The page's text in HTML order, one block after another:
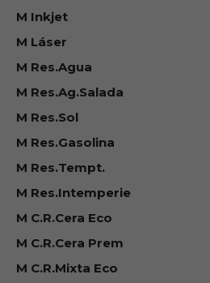
M Inkjet
M Láser
M Res.Agua
M Res.Ag.Salada
M Res.Sol
M Res.Gasolina
M Res.Tempt.
M Res.Intemperie
M C.R.Cera Eco
M C.R.Cera Prem
M C.R.Mixta Eco